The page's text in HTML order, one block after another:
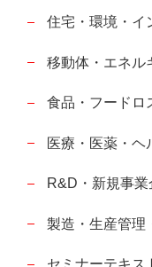
住宅・環境・イ
移動体・エネル
食品・フードロ
医療・医薬・ヘ
R&D・新規事
製造・生産管理